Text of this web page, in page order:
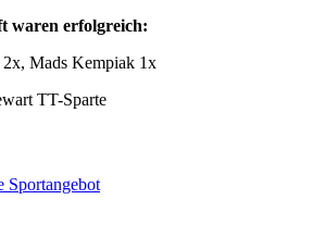
waren erfolgreich:
Mads Kempiak 1x
TT-Sparte
Sportangebot